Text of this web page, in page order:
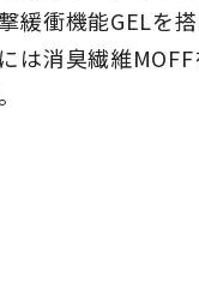
緩衝機能GELを搭
は消臭繊維